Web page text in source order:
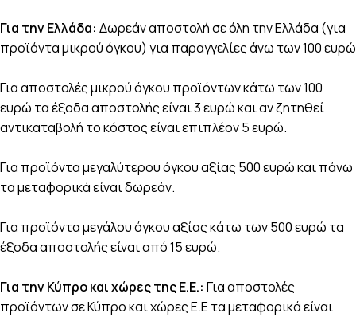
Για την Ελλάδα: Δωρεάν αποστολή σε όλη την Ελλάδα (για
προϊόντα μικρού όγκου) για παραγγελίες άνω των 100 ευρώ
Για αποστολές μικρού όγκου προϊόντων κάτω των 100
ευρώ τα έξοδα αποστολής είναι 3 ευρώ και αν ζητηθεί
αντικαταβολή το κόστος είναι επιπλέον 5 ευρώ.
Για προϊόντα μεγαλύτερου όγκου αξίας 500 ευρώ και πάνω
τα μεταφορικά είναι δωρεάν.
Για προϊόντα μεγάλου όγκου αξίας κάτω των 500 ευρώ τα
έξοδα αποστολής είναι από 15 ευρώ.
Για την Κύπρο και χώρες της Ε.Ε.: Για αποστολές
προϊόντων σε Κύπρο και χώρες Ε.Ε τα μεταφορικά είναι